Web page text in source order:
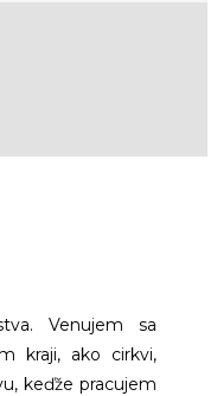
Venujem sa
kraji, ako cirkvi,
keďže pracujem